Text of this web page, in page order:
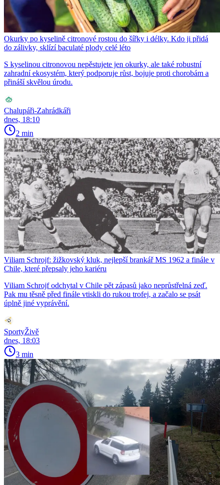
Okurky po kyselině citronové rostou do šířky i délky. Kdo ji přidá
do zálivky, sklízí baculaté plody celé léto
S kyselinou citronovou nepěstujete jen okurky, ale také robustní
zahradní ekosystém, který podporuje růst, bojuje proti chorobám a
přináší skvělou úrodu.
Chalupáři-Zahrádkáři
dnes, 18:10
2 min
Viliam Schrojf: žižkovský kluk, nejlepší brankář MS 1962 a finále v
Chile, které přepsaly jeho kariéru
Viliam Schrojf odchytal v Chile pět zápasů jako neprůstřelná zeď.
Pak mu těsně před finále vtiskli do rukou trofej, a začalo se psát
úplně jiné vyprávění.
SportyŽivě
dnes, 18:03
3 min